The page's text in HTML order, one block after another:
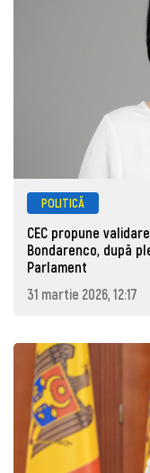
POLITICĂ
CEC propune
Bondarenco, după
Parlament
31 martie 2026, 12:17